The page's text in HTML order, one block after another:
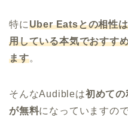
特にUber Eatsとの相性
用している本気でおすす
ます。
そんなAudibleは初めての
が無料になっていますの